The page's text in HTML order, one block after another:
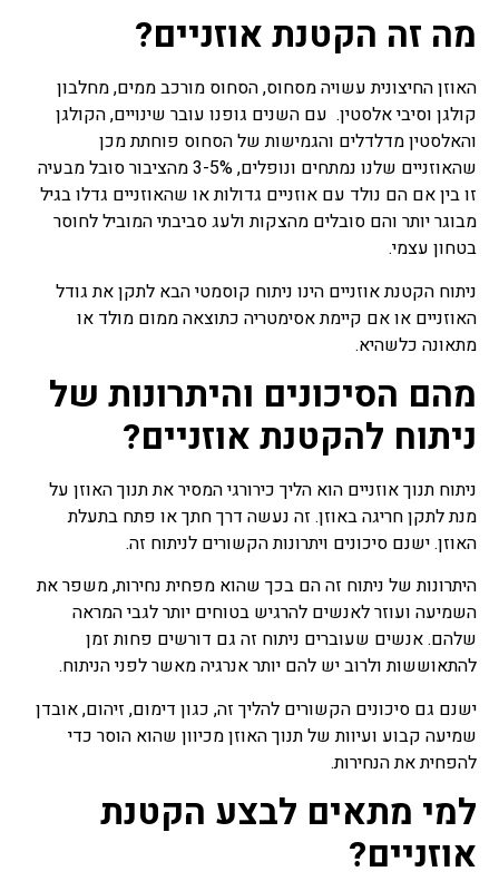
מה זה הקטנת אוזניים?
האוזן החיצונית עשויה מסחוס, הסחוס מורכב ממים, מחלבון
קולגן וסיבי אלסטין. עם השנים גופנו עובר שינויים, הקולגן
והאלסטין מדלדלים והגמישות של הסחוס פוחתת מכן
שהאוזניים שלנו נמתחים ונופלים, 3-5% מהציבור סובל מבעיה
זו בין אם הם נולד עם אוזניים גדולות או שהאוזניים גדלו בגיל
מבוגר יותר והם סובלים מהצקות ולעג סביבתי המוביל לחוסר
בטחון עצמי.
ניתוח הקטנת אוזניים הינו ניתוח קוסמטי הבא לתקן את גודל
האוזניים או אם קיימת אסימטריה כתוצאה ממום מולד או
מתאונה כלשהיא.
מהם הסיכונים והיתרונות של
ניתוח להקטנת אוזניים?
ניתוח תנוך אוזניים הוא הליך כירורגי המסיר את תנוך האוזן על
מנת לתקן חריגה באוזן. זה נעשה דרך חתך או פתח בתעלת
האוזן. ישנם סיכונים ויתרונות הקשורים לניתוח זה.
היתרונות של ניתוח זה הם בכך שהוא מפחית נחירות, משפר את
השמיעה ועוזר לאנשים להרגיש בטוחים יותר לגבי המראה
שלהם. אנשים שעוברים ניתוח זה גם דורשים פחות זמן
להתאוששות ולרוב יש להם יותר אנרגיה מאשר לפני הניתוח.
ישנם גם סיכונים הקשורים להליך זה, כגון דימום, זיהום, אובדן
שמיעה קבוע ועיוות של תנוך האוזן מכיוון שהוא הוסר כדי
להפחית את הנחירות.
למי מתאים לבצע הקטנת
אוזניים?